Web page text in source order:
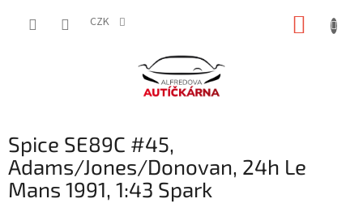
CZK
Spice SE89C #45,
Adams/Jones/Donovan, 24h Le
Mans 1991, 1:43 Spark